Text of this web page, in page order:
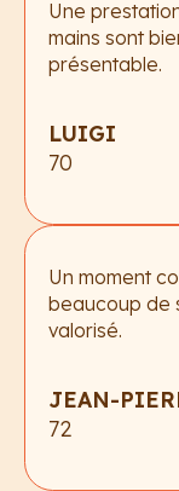
Une
mains sont
présentable.
LUIGI
70
Un moment
beaucoup de
valorisé.
JEAN-
72